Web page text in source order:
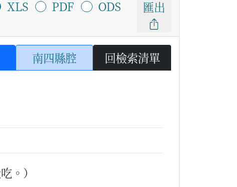
XLS PDF ODS 匯出
南四縣腔 回檢索清單
。）